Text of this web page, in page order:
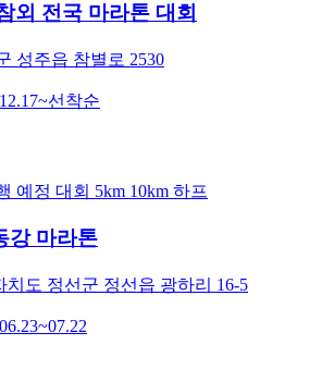
외 전국 마라톤 대회
성주읍 참별로 2530
선착순
예정 대회 5km 10km 하프
강 마라톤
치도 정선군 정선읍 광하리 16-5